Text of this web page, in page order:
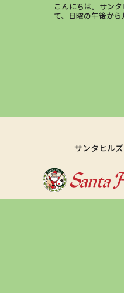
こんにちは。サン
て、日曜の午後か
サンタヒル